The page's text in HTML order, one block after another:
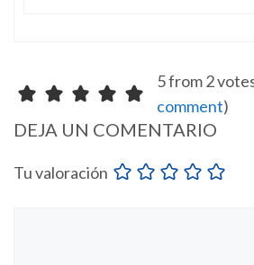
5 from 2
comment)
DEJA UN COMENTARIO
Tu valoración